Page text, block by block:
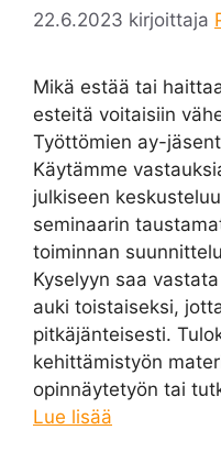
22.6.2023 kirjoittaja
Mikä estää tai
esteitä voitaisiin
Työttömien ay-
Käytämme
julkiseen
seminaarin
toiminnan
Kyselyyn saa
auki toistaiseksi,
pitkäjänteisesti.
kehittämistyön
opinnäytetyön tai
Lue lisää